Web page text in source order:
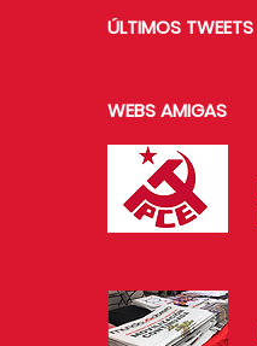
ÚLTIMOS TWEETS
WEBS AMIGAS